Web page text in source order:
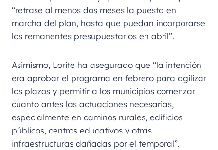
“retrase al menos dos meses la puesta en
marcha del plan, hasta que puedan incorporarse
los remanentes presupuestarios en abril”.
Asimismo, Lorite ha asegurado que “la intención
era aprobar el programa en febrero para agilizar
los plazos y permitir a los municipios comenzar
cuanto antes las actuaciones necesarias,
especialmente en caminos rurales, edificios
públicos, centros educativos y otras
infraestructuras dañadas por el temporal”.